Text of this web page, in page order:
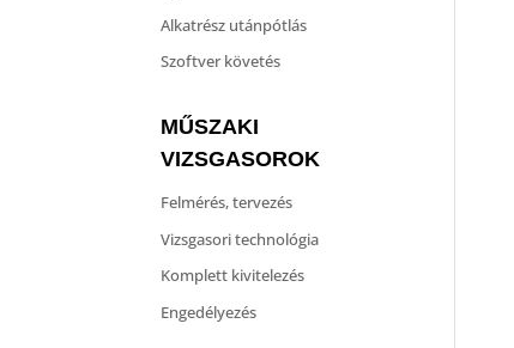
Alkatrész utánpótlás
Szoftver követés
MŰSZAKI
VIZSGASOROK
Felmérés, tervezés
Vizsgasori technológia
Komplett kivitelezés
Engedélyezés